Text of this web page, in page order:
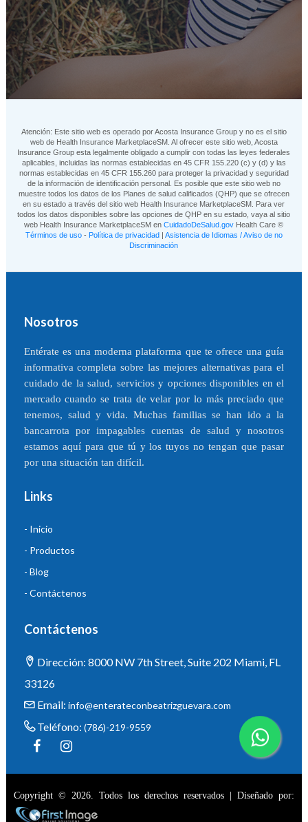
Atención: Este sitio web es operado por Acosta Insurance Group y no es el sitio
web de Health Insurance MarketplaceSM. Al ofrecer este sitio web, Acosta
Insurance Group esta legalmente obligado a cumplir con todas las leyes federales
aplicables, incluidas las normas establecidas en 45 CFR 155.220 (c) y (d) y las
normas establecidas en 45 CFR 155.260 para proteger la privacidad y seguridad
de la información de identificación personal. Es posible que este sitio web no
muestre todos los datos de los Planes de salud calificados (QHP) que se ofrecen
en su estado a través del sitio web Health Insurance MarketplaceSM. Para ver
todos los datos disponibles sobre las opciones de QHP en su estado, vaya al sitio
web Health Insurance MarketplaceSM enCuidadoDeSalud.gov Health Care ©
Términos de uso- Política de privacidad| Asistencia de Idiomas / Aviso de no
Discriminación
Nosotros
Entérate es una moderna plataforma que te ofrece una guía
informativa completa sobre las mejores alternativas para el
cuidado de la salud, servicios y opciones disponibles en el
mercado cuando se trata de velar por lo más preciado que
tenemos, salud y vida. Muchas familias se han ido a la
bancarrota por impagables cuentas de salud y nosotros
estamos aquí para que tú y los tuyos no tengan que pasar
por una situación tan difícil.
Links
- Inicio
- Productos
- Blog
- Contáctenos
Contáctenos
Dirección: 8000 NW 7th Street, Suite 202 Miami, FL
33126
Email: info@enterateconbeatrizguevara.com
Teléfono: (786)-219-9559
Copyright © 2026. Todos los derechos reservados | Diseñado por: